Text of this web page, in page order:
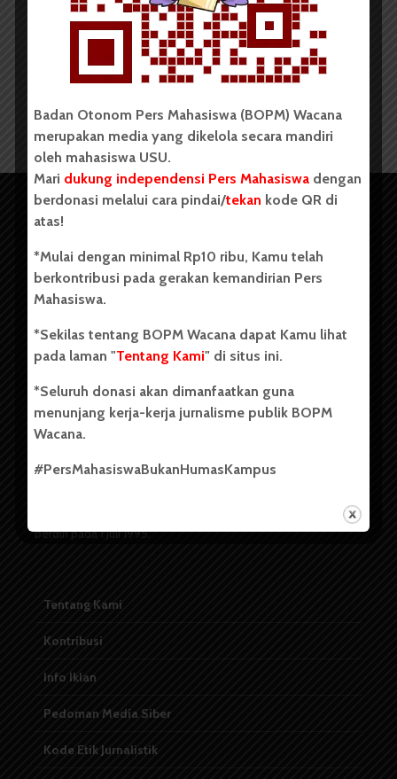
Copyright © 2023. All rights reserved BOPM WACANA.
Badan Otonom Pers Mahasiswa (BOPM) Wacana merupakan
secara mandiri oleh mahasiswa Universitas Sumatera Utara
(USU). Sebelumnya BOPM Wacana merupakan salah satu
berdiri pada 1 Juli 1995.
Tentang Kami
Kontribusi
Info Iklan
Pedoman Media Siber
Kode Etik Jurnalistik
Badan Otonom Pers Mahasiswa (BOPM) Wacana
merupakan media yang dikelola secara mandiri
oleh mahasiswa USU.
Mari dukung independensi Pers Mahasiswa dengan
berdonasi melalui cara pindai/tekan kode QR di
atas!
*Mulai dengan minimal Rp10 ribu, Kamu telah
berkontribusi pada gerakan kemandirian Pers
Mahasiswa.
*Sekilas tentang BOPM Wacana dapat Kamu lihat
pada laman "Tentang Kami" di situs ini.
*Seluruh donasi akan dimanfaatkan guna
menunjang kerja-kerja jurnalisme publik BOPM
Wacana.
#PersMahasiswaBukanHumasKampus